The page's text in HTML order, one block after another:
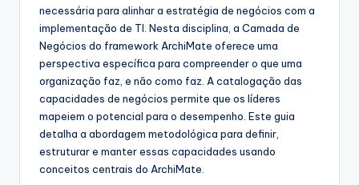
A
si
necessária para alinhar a estratégia de negócios com a
implementação de TI. Nesta disciplina, a Camada de
Negócios do framework ArchiMate oferece uma
perspectiva específica para compreender o que uma
organização faz, e não como faz. A catalogação das
capacidades de negócios permite que os líderes
mapeiem o potencial para o desempenho. Este guia
detalha a abordagem metodológica para definir,
estruturar e manter essas capacidades usando
conceitos centrais do ArchiMate.